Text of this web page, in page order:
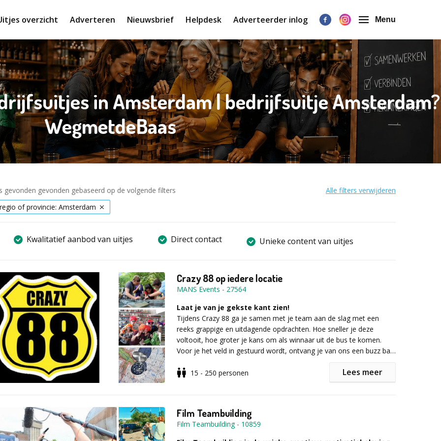
overzicht Adverteren Nieuwsbrief Helpdesk Adverteerder inlog Menu
in Amsterdam | bedrijfsuitje Amsterdam?
WegmetdeBaas
gevonden gevonden gebaseerd op de volgende filters
Alle filters verwijderen
of provincie: Amsterdam
Kwalitatief aanbod van uitjes Direct contact Unieke content van uitjes
Crazy 88 op iedere locatie
MANS Events - 27564
Laat je van je gekste kant zien!
Tijdens Crazy 88 ga je samen met je team aan de slag met een
reeks grappige en uitdagende opdrachten. Hoe sneller je deze
voltooit, hoe groter je kans om als winnaar uit de bus te komen.
Voor je het veld in gestuurd wordt, ontvang je van ons een buzz bag
uitvoeren.
capriolen zijn er verder weinig regels. Jij en je team bepalen zelf op
welke creatieve manier jullie de opdrachten aanpakken. Laat vooral
je lef en originaliteit zien, want dat is precies waar wij als jury op
15 - 250 personen Lees meer
Film Teambuilding
Film Teambuilding- 10859